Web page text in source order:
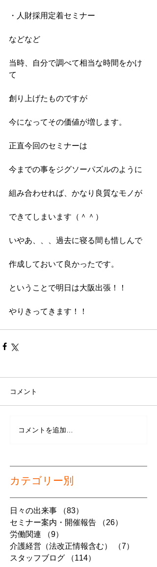
・人財採用定着セミナー
などなど
当時、自分で調べて相当な時間をかけ
て
創り上げたものですが
今になってその価値が増します。
正直今回のセミナーは
今までの事をジグソーパズルのように
組み合わせれば、かなり良質なモノが
できてしまいます（＾＾）
いやあ、、、過去に寝る間も惜しんで
作成しておいて良かったです。
ということで明日は大阪出張！！
やりきってきます！！
コメント
コメントを追加…
カテゴリー別
日々の出来事 （83）
セミナー案内・開催報告
（26）
労働関連
（9）
介護経営（法改正情報含む）
（7）
スタッフブログ
（114）